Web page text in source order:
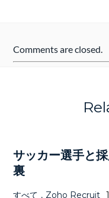
Comments are closed.
サッカー選手と
裏
すべて , Zoho Recruit